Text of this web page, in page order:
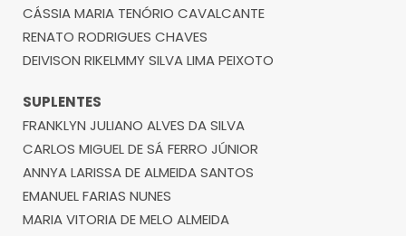
CÁSSIA MARIA TENÓRIO CAVALCANTE
RENATO RODRIGUES CHAVES
DEIVISON RIKELMMY SILVA LIMA PEIXOTO
SUPLENTES
FRANKLYN JULIANO ALVES DA SILVA
CARLOS MIGUEL DE SÁ FERRO JÚNIOR
ANNYA LARISSA DE ALMEIDA SANTOS
EMANUEL FARIAS NUNES
MARIA VITORIA DE MELO ALMEIDA